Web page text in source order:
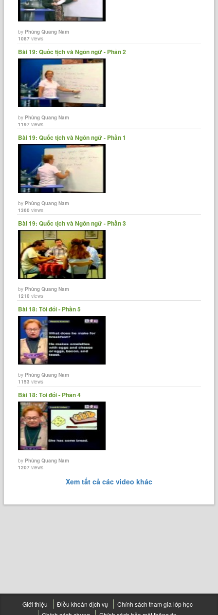
byPhùng Quang Nam
1087 views
Bài 19: Quốc tịch và Ngôn ngữ - Phần 2
byPhùng Quang Nam
1197 views
Bài 19: Quốc tịch và Ngôn ngữ - Phần 1
byPhùng Quang Nam
1360 views
Bài 19: Quốc tịch và Ngôn ngữ - Phần 3
byPhùng Quang Nam
1210 views
Bài 18: Tôi đói - Phần 5
byPhùng Quang Nam
1153 views
Bài 18: Tôi đói - Phần 4
byPhùng Quang Nam
1207 views
Xem tất cả các video khác
Giới thiệu Điều khoản dịch vụ
Chính sách tham gia lớp học